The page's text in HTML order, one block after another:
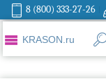
8 (800) 333-27-26
KRASON.ru